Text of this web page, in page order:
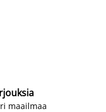
maailmaa